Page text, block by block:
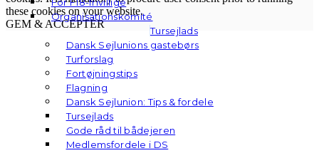
Organisationskomité
Tursejlads
Dansk Sejlunions gastebørs
Turforslag
Fortøjningstips
Flagning
Dansk Sejlunion: Tips & fordele
Tursejlads
Gode råd til bådejeren
Medlemsfordele i DS
these cookies on your website.
GEM & ACCEPTÈR